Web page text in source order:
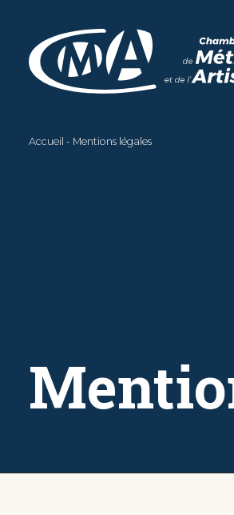
contenu
principal
Accueil Mentions légales